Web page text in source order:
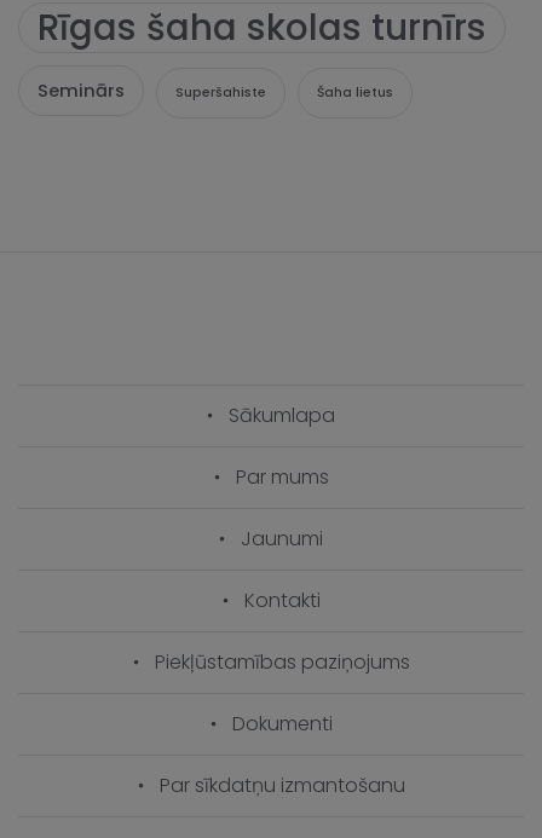
Rīgas šaha skolas turnīrs
Seminārs Superšahiste Šaha lietus
Sākumlapa
Par mums
Jaunumi
Kontakti
Piekļūstamības paziņojums
Dokumenti
Par sīkdatņu izmantošanu